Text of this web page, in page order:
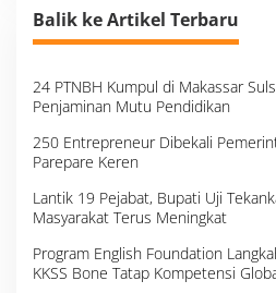
Balik ke Artikel Terbaru
24 PTNBH Kumpul di Makassar
Penjaminan Mutu Pendidikan
250 Entrepreneur Dibekali
Parepare Keren
Lantik 19 Pejabat, Bupati Uji
Masyarakat Terus Meningkat
Program English Foundation
KKSS Bone Tatap Kompetensi